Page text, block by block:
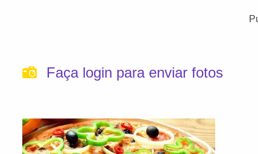
Faça login para enviar fotos